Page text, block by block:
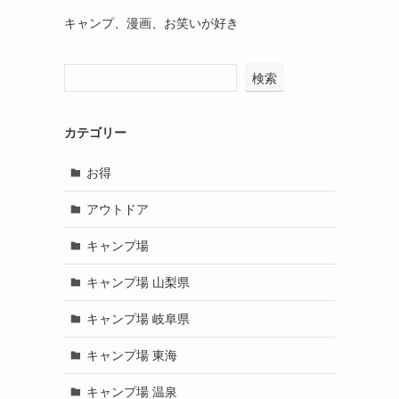
キャンプ、漫画、お笑いが好き
検索
カテゴリー
お得
アウトドア
キャンプ場
キャンプ場 山梨県
キャンプ場 岐阜県
キャンプ場 東海
キャンプ場 温泉